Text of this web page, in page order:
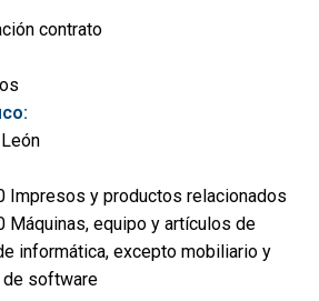
contrato
Impresos y productos relacionados
Máquinas, equipo y artículos de
informática, excepto mobiliario y
software